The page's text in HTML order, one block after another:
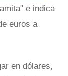
e indica
euros a
en dólares,